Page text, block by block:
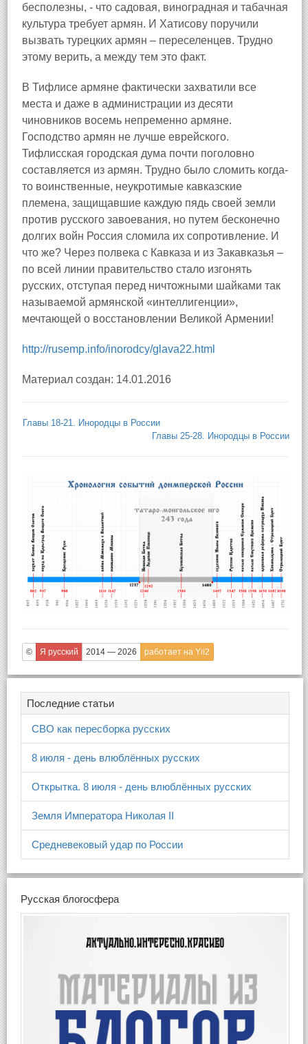
бесполезны, - что садовая, виноградная и табачная
культура требует армян. И Хатисову поручили
вызвать турецких армян – переселенцев. Трудно
этому верить, а между тем это факт.
В Тифлисе армяне фактически захватили все
места и даже в администрации из десяти
чиновников восемь непременно армяне.
Господство армян не лучше еврейского.
Тифлисская городская дума почти поголовно
составляется из армян. Трудно было сломить когда-
то воинственные, неукротимые кавказские
племена, защищавшие каждую пядь своей земли
против русского завоевания, но путем бесконечно
долгих войн Россия сломила их сопротивление. И
что же? Через полвека с Кавказа и из Закавказья –
по всей линии правительство стало изгонять
русских, отступая перед ничтожными шайками так
называемой армянской «интеллигенции»,
мечтающей о восстановлении Великой Армении!
http://rusemp.info/inorodcy/glava22.html
Материал создан: 14.01.2016
Главы 18-21. Инородцы в России
Главы 25-28. Инородцы в России
© Я русский 2014 — 2026 работает на Yii2
Последние статьи
СВО как пересборка русских
8 июля - день влюблённых русских
Открытка. 8 июля - день влюблённых русских
Земля Императора Николая II
Средневековый удар по России
Русская блогосфера